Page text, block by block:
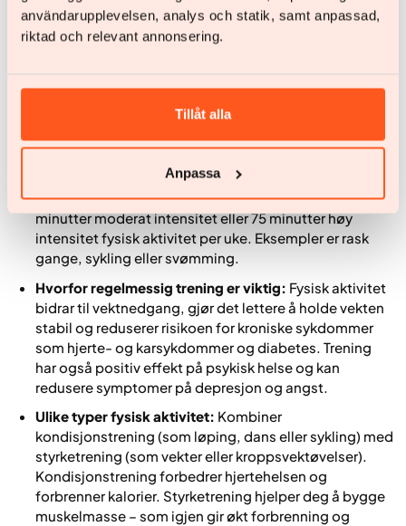
användarupplevelsen, analys och statik, samt anpassad,
riktad och relevant annonsering.
Tillåt alla
Anpassa
avgjørende for både forbrenning og generell helse. Å
bygge muskelmasse gjennom styrketrening og
motstandsøvelser forbedrer ikke bare stoffskiftet, men gir
også store helsegevinster – som å bremse
aldringsprosessen og redusere insulinfølsomhet.
Regelmessig fysisk aktivitet er en grunnpilar i effektiv
vektkontroll. Her er noen viktige punkter:
Retningslinjer for fysisk aktivitet:
helseorganisasjon (WHO) anbefaler minst 150
minutter moderat intensitet eller 75 minutter høy
intensitet fysisk aktivitet per uke. Eksempler er rask
gange, sykling eller svømming.
Hvorfor regelmessig trening er viktig: Fysisk aktivitet
bidrar til vektnedgang, gjør det lettere å holde vekten
stabil og reduserer risikoen for kroniske sykdommer
som hjerte- og karsykdommer og diabetes. Trening
har også positiv effekt på psykisk helse og kan
redusere symptomer på depresjon og angst.
Ulike typer fysisk aktivitet: Kombiner
kondisjonstrening (som løping, dans eller sykling) med
styrketrening (som vekter eller kroppsvektøvelser).
Kondisjonstrening forbedrer hjertehelsen og
forbrenner kalorier. Styrketrening hjelper deg å bygge
muskelmasse – som igjen gir økt forbrenning og